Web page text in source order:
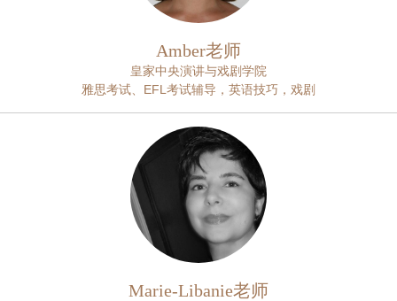
Amber老师
皇家中央演讲与戏剧学院
雅思考试、EFL考试辅导，英语技巧，戏剧
Marie-Libanie老师